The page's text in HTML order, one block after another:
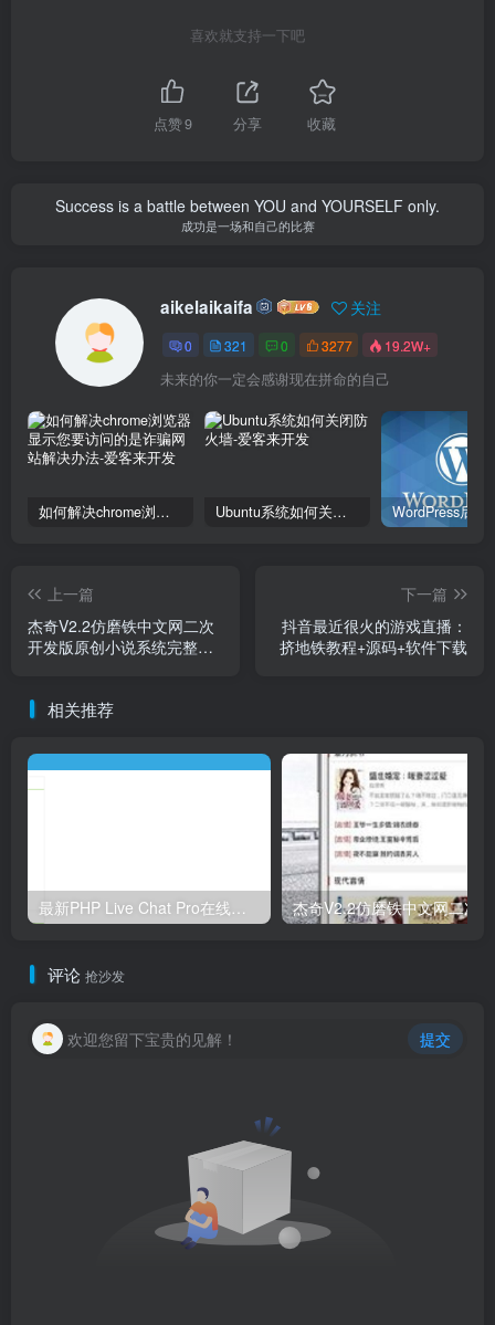
喜欢就支持一下吧
点赞9 分享 收藏
Success is a battle between YOU and YOURSELF only.
成功是一场和自己的比赛
aikelaikaifa 关注
0 321 0 3277 19.2W+
未来的你一定会感谢现在拼命的自己
如何解决chrome浏览器显示您要访问的是诈骗网站解决办法 Ubuntu系统如何关闭防火墙
上一篇
杰奇V2.2仿磨铁中文网二次
开发版原创小说系统完整版
下一篇
抖音最近很火的游戏直播：
挤地铁教程+源码+软件下载
相关推荐
最新PHP Live Chat Pro在线客服系统源码-含App+详细使用视频教程，支持无限客服
评论 抢沙发
欢迎您留下宝贵的见解！ 提交